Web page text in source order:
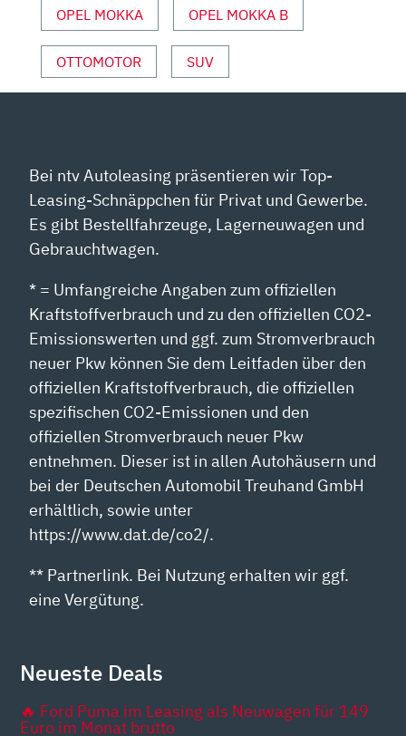
MAY“
VON
YOUTUBE
ANZEIGEN
OPEL MOKKA OPEL MOKKA B
OTTOMOTOR SUV
Bei ntv Autoleasing präsentieren wir Top-
Leasing-Schnäppchen für Privat und Gewerbe.
Es gibt Bestellfahrzeuge, Lagerneuwagen und
Gebrauchtwagen.
* = Umfangreiche Angaben zum offiziellen
Kraftstoffverbrauch und zu den offiziellen CO2-
Emissionswerten und ggf. zum Stromverbrauch
neuer Pkw können Sie dem Leitfaden über den
offiziellen Kraftstoffverbrauch, die offiziellen
spezifischen CO2-Emissionen und den
offiziellen Stromverbrauch neuer Pkw
entnehmen. Dieser ist in allen Autohäusern und
bei der Deutschen Automobil Treuhand GmbH
erhältlich, sowie unter
https://www.dat.de/co2/.
** Partnerlink. Bei Nutzung erhalten wir ggf.
eine Vergütung.
Neueste Deals
🔥 Ford Puma im Leasing als Neuwagen für 149
Euro im Monat brutto